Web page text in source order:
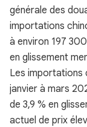
générale des
importations
à environ 197
en glissement
Les importations
janvier à mars
de 3,9 % en
actuel de prix